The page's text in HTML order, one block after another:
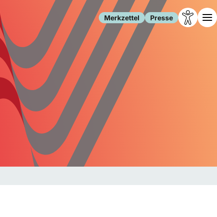
Merkzettel Presse
Leben
Familie
Freizeit
Gesundheit
Internet
Gesellschaft
Forschung
Migration
Polizei